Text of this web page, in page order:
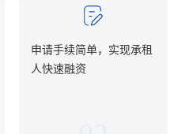
申请手续简单，实现承租
人快速融资